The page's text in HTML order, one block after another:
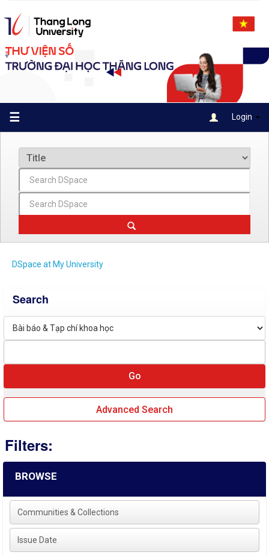
navigation
☰ Login
DSpace at My University
Search
Advanced Search
Filters:
BROWSE
Communities & Collections
Issue Date